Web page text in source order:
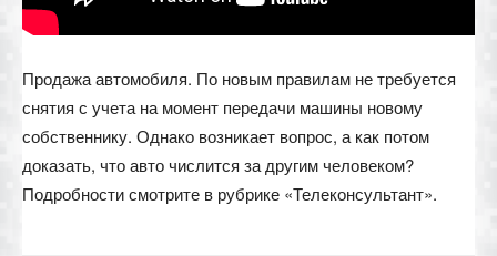
Продажа автомобиля. По новым правилам не требуется
снятия с учета на момент передачи машины новому
собственнику. Однако возникает вопрос, а как потом
доказать, что авто числится за другим человеком?
Подробности смотрите в рубрике «Телеконсультант».